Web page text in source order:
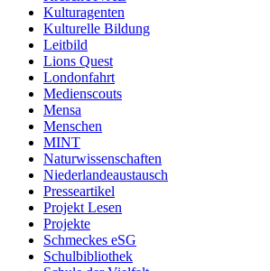
Kulturagenten
Kulturelle Bildung
Leitbild
Lions Quest
Londonfahrt
Medienscouts
Mensa
Menschen
MINT
Naturwissenschaften
Niederlandeaustausch
Presseartikel
Projekt Lesen
Projekte
Schmeckes eSG
Schulbibliothek